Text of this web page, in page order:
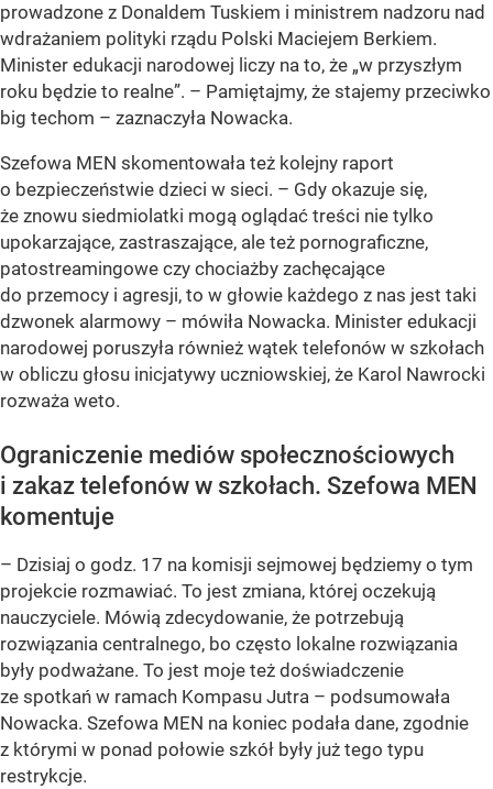
prowadzone z Donaldem Tuskiem i ministrem nadzoru nad
wdrażaniem polityki rządu Polski Maciejem Berkiem.
Minister edukacji narodowej liczy na to, że „w przyszłym
roku będzie to realne”. – Pamiętajmy, że stajemy przeciwko
big techom – zaznaczyła Nowacka.
Szefowa MEN skomentowała też kolejny raport
o bezpieczeństwie dzieci w sieci. – Gdy okazuje się,
że znowu siedmiolatki mogą oglądać treści nie tylko
upokarzające, zastraszające, ale też pornograficzne,
patostreamingowe czy chociażby zachęcające
do przemocy i agresji, to w głowie każdego z nas jest taki
dzwonek alarmowy – mówiła Nowacka. Minister edukacji
narodowej poruszyła również wątek telefonów w szkołach
w obliczu głosu inicjatywy uczniowskiej, że Karol Nawrocki
rozważa weto.
Ograniczenie mediów społecznościowych
i zakaz telefonów w szkołach. Szefowa MEN
komentuje
– Dzisiaj o godz. 17 na komisji sejmowej będziemy o tym
projekcie rozmawiać. To jest zmiana, której oczekują
nauczyciele. Mówią zdecydowanie, że potrzebują
rozwiązania centralnego, bo często lokalne rozwiązania
były podważane. To jest moje też doświadczenie
ze spotkań w ramach Kompasu Jutra – podsumowała
Nowacka. Szefowa MEN na koniec podała dane, zgodnie
z którymi w ponad połowie szkół były już tego typu
restrykcje.